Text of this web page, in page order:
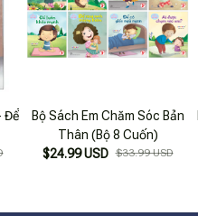
Để
Bộ Sách Em Chăm Sóc Bản
Thân (Bộ 8 Cuốn)
$24.99 USD $33.99 USD